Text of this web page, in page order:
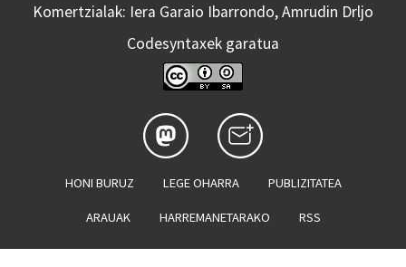
Komertzialak: Iera Garaio Ibarrondo, Amrudin Drljo
Codesyntaxek garatua
HONI BURUZ LEGE OHARRA PUBLIZITATEA
ARAUAK HARREMANETARAKO RSS